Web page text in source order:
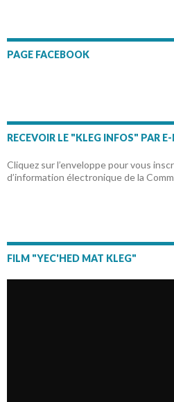
PAGE FACEBOOK
RECEVOIR LE "KLEG INFOS" PAR
Cliquez sur l’enveloppe pour vous
d’information électronique de la
FILM "YEC'HED MAT KLEG"